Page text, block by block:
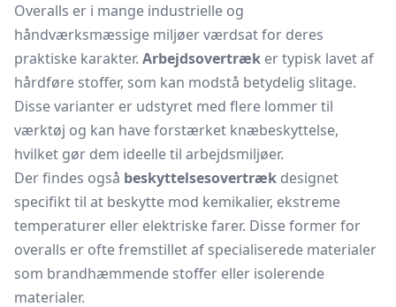
Overalls er i mange industrielle og
håndværksmæssige miljøer værdsat for deres
praktiske karakter. Arbejdsovertræk er typisk lavet af
hårdføre stoffer, som kan modstå betydelig slitage.
Disse varianter er udstyret med flere lommer til
værktøj og kan have forstærket knæbeskyttelse,
hvilket gør dem ideelle til arbejdsmiljøer.
Der findes også beskyttelsesovertræk designet
specifikt til at beskytte mod kemikalier, ekstreme
temperaturer eller elektriske farer. Disse former for
overalls er ofte fremstillet af specialiserede materialer
som brandhæmmende stoffer eller isolerende
materialer.